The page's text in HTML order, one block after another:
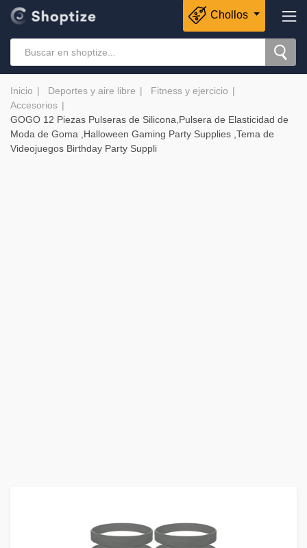
Chollos
Inicio Deportes y aire libre
Fitness y ejercicio
Accesorios
GOGO 12 Piezas Pulseras de Silicona,Pulsera de Elasticidad de
Moda de Goma ,Halloween Gaming Party Supplies ,Tema de
Videojuegos Birthday Party Suppli